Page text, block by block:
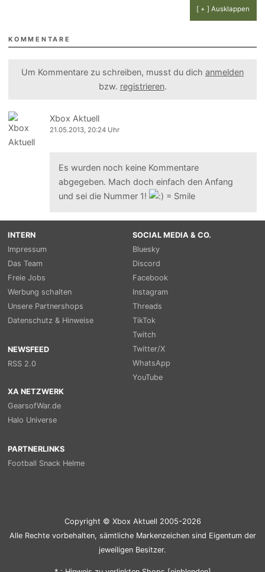
[ + ] Ausklappen
KOMMENTARE
Um Kommentare zu schreiben, musst du dich anmelden
bzw. registrieren.
Xbox Aktuell
21.05.2013, 20:24 Uhr
Es wurden noch keine Kommentare
abgegeben. Mach doch einfach den Anfang
und sei die Nummer 1!
INTERN
Impressum
Das Team
Freie Jobs
Werbung schalten
Unsere Partnershops
Datenschutz & Hinweise
NEWSFEED
RSS 2.0
SOCIAL MEDIA & CO.
Bluesky
Discord
Facebook
Instagram
Threads
TikTok
Twitch
Twitter/X
WhatsApp
YouTube
XA NETZWERK
GearsofWar.de
Halo Universe
PARTNERLINKS
Football Snack Helme
Copyright © Xbox Aktuell 2005-2026
Alle Rechte vorbehalten, sämtliche Markenzeichen sind Eigentum der
jeweiligen Besitzer.